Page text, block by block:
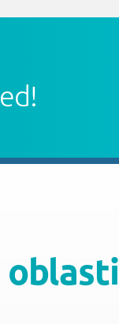
oblasti